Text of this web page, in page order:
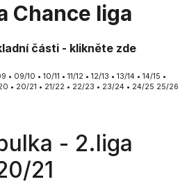
Chance liga
části - klikněte zde
• 09/10 • 10/11 • 11/12 • 12/13 • 13/14 • 14/15 •
• 20/21 • 21/22 • 22/23 • 23/24 • 24/25 25/26
- 2.liga
21